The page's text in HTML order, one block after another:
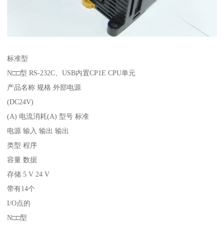
标准型
N□□型 RS-232C、USB内置CP1E CPU单元
产品名称 规格 外部电源
(DC24V)
(A) 电流消耗(A) 型号 标准
电源 输入 输出 输出
类型 程序
容量 数据
存储 5 V 24 V
带有14个
I/O点的
N□□型